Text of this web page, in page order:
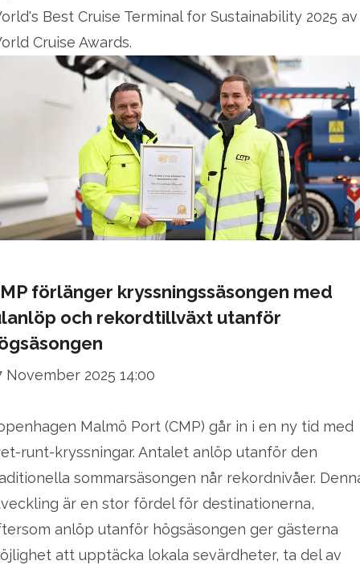
Best Cruise Terminal for Sustainability 2025 av
Cruise Awards.
förlänger kryssningssäsongen med
och rekordtillväxt utanför
November 2025 14:00
Malmö Port (CMP) går in i en ny tid med
runt-kryssningar. Antalet anlöp utanför den
sommarsäsongen når rekordnivåer.
är en stor fördel för destinationerna,
anlöp utanför högsäsongen ger gästerna
att upptäcka lokala sevärdheter, ta del av